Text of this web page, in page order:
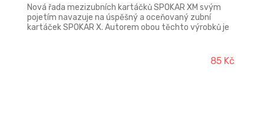
Nová řada mezizubních kartáčků SPOKAR XM svým
pojetím navazuje na úspěšný a oceňovaný zubní
kartáček SPOKAR X. Autorem obou těchto výrobků je
85 Kč